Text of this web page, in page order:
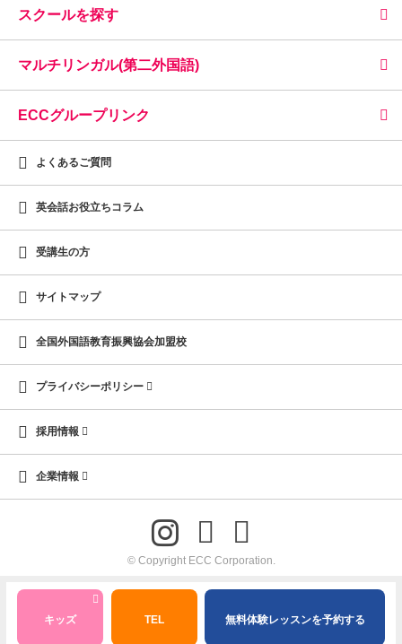
キッズ TEL 無料体験レッスンを予約する
スクールを探す
マルチリンガル(第二外国語)
ECCグループリンク
よくあるご質問
英会話お役立ちコラム
受講生の方
サイトマップ
全国外国語教育振興協会加盟校
プライバシーポリシー
採用情報
企業情報
© Copyright ECC Corporation.